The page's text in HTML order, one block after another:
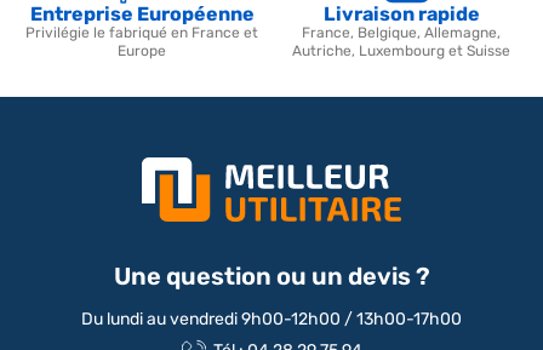
Entreprise Européenne
Privilégie le fabriqué en France et
Europe
Livraison rapide
France, Belgique, Allemagne,
Autriche, Luxembourg et Suisse
Une question ou un devis ?
Du lundi au vendredi 9h00-12h00 / 13h00-17h00